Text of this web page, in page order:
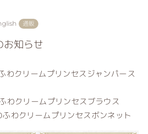
通販
お知らせ
わクリームプリンセスジャンパース
わクリームプリンセスブラウス
わクリームプリンセスボンネット